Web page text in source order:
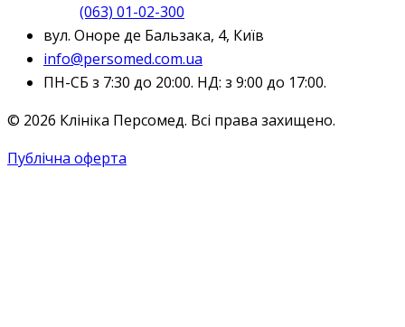
(063) 01-02-300
вул. Оноре де Бальзака, 4, Київ
info@persomed.com.ua
ПН-СБ з 7:30 до 20:00. НД: з 9:00 до 17:00.
© 2026 Клініка Персомед. Всі права захищено.
Публічна оферта